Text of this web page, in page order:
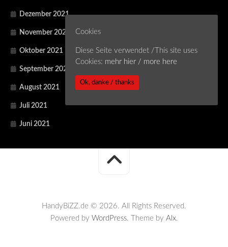
Dezember 2021
November 2021
Oktober 2021
September 2021
August 2021
Juli 2021
Juni 2021
HandyBiZZ.de © 2026. All Rights Reserved.
Powered by WordPress. Theme by Alx.
Cookies
Diese Seite verwendet /This site uses
Cookies: mehr hier / more here
Ok, danke / thanks